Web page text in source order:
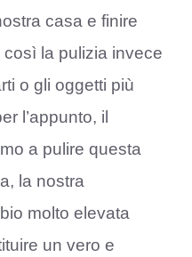
casa e finire
la pulizia invece
o gli oggetti più
l’appunto, il
a pulire questa
la nostra
molto elevata
un vero e